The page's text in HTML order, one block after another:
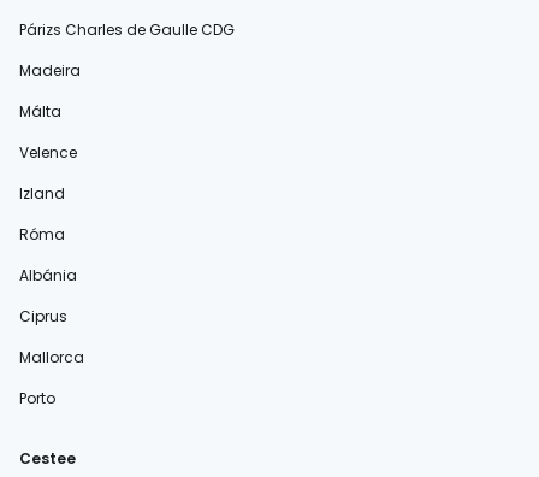
Párizs Charles de Gaulle CDG
Madeira
Málta
Velence
Izland
Róma
Albánia
Ciprus
Mallorca
Porto
Cestee